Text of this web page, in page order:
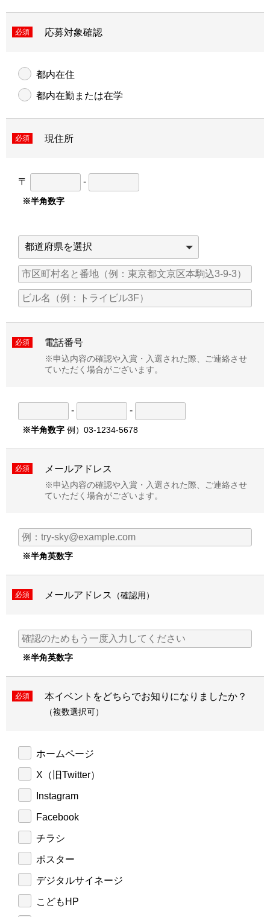
必須 応募対象確認
都内在住
都内在勤または在学
必須 現住所
〒 -
※半角数字
必須 電話番号
※申込内容の確認や入賞・入選された際、ご連絡させ
ていただく場合がございます。
- -
※半角数字 例）03-1234-5678
必須 メールアドレス
※申込内容の確認や入賞・入選された際、ご連絡させ
ていただく場合がございます。
※半角英数字
必須 メールアドレス （確認用）
※半角英数字
必須 本イベントをどちらでお知りになりましたか？
（複数選択可）
ホームページ
X（旧Twitter）
Instagram
Facebook
チラシ
ポスター
デジタルサイネージ
こどもHP